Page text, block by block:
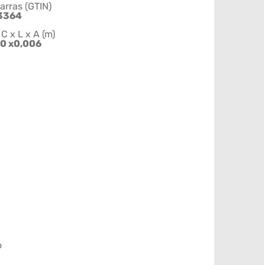
(GTIN)
x L x A (m)
x0,006